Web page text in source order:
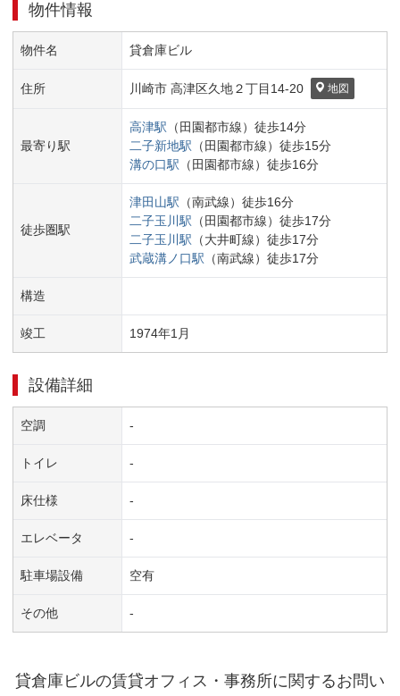
物件情報
物件名 貸倉庫ビル
住所 川崎市 高津区久地２丁目 14-20 地図
最寄り駅
高津駅 （ 田園都市線） 徒歩14分
二子新地駅 （ 田園都市線） 徒歩15分
溝の口駅 （ 田園都市線） 徒歩16分
徒歩圏駅
津田山駅 （南武線） 徒歩16分
二子玉川 駅 （ 田園都市線） 徒歩17分
二子玉川 駅 （大井町線） 徒歩17分
武蔵溝ノ口駅 （南武線） 徒歩17分
構造
竣工 1974年1 月
設備詳細
空調 -
トイレ -
床仕様 -
エレベータ -
駐車場設備 空有
その他 -
貸倉庫ビルの賃貸オフィス・事務所に関するお問い